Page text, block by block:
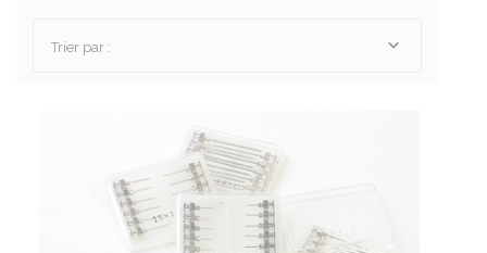
Trier par :